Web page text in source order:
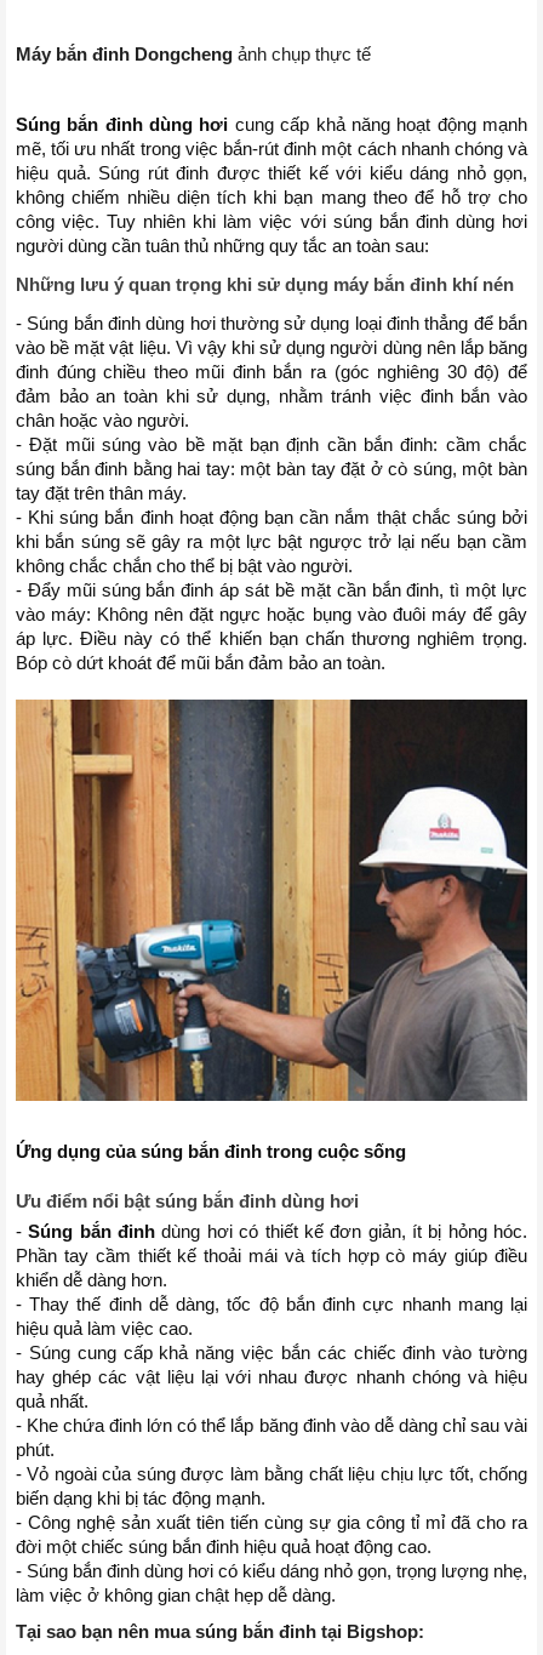
Máy bắn đinh Dongcheng ảnh chụp thực tế
Súng bắn đinh dùng hơi cung cấp khả năng hoạt động mạnh
mẽ, tối ưu nhất trong việc bắn-rút đinh một cách nhanh chóng và
hiệu quả. Súng rút đinh được thiết kế với kiểu dáng nhỏ gọn,
không chiếm nhiều diện tích khi bạn mang theo để hỗ trợ cho
công việc. Tuy nhiên khi làm việc với súng bắn đinh dùng hơi
người dùng cần tuân thủ những quy tắc an toàn sau:
Những lưu ý quan trọng khi sử dụng máy bắn đinh khí nén
- Súng bắn đinh dùng hơi thường sử dụng loại đinh thẳng để bắn
vào bề mặt vật liệu. Vì vậy khi sử dụng người dùng nên lắp băng
đinh đúng chiều theo mũi đinh bắn ra (góc nghiêng 30 độ) để
đảm bảo an toàn khi sử dụng, nhằm tránh việc đinh bắn vào
chân hoặc vào người.
- Đặt mũi súng vào bề mặt bạn định cần bắn đinh: cầm chắc
súng bắn đinh bằng hai tay: một bàn tay đặt ở cò súng, một bàn
tay đặt trên thân máy.
- Khi súng bắn đinh hoạt động bạn cần nắm thật chắc súng bởi
khi bắn súng sẽ gây ra một lực bật ngược trở lại nếu bạn cầm
không chắc chắn cho thể bị bật vào người.
- Đẩy mũi súng bắn đinh áp sát bề mặt cần bắn đinh, tì một lực
vào máy: Không nên đặt ngực hoặc bụng vào đuôi máy để gây
áp lực. Điều này có thể khiến bạn chấn thương nghiêm trọng.
Bóp cò dứt khoát để mũi bắn đảm bảo an toàn.
Ứng dụng của súng bắn đinh trong cuộc sống
Ưu điểm nổi bật súng bắn đinh dùng hơi
- Súng bắn đinh dùng hơi có thiết kế đơn giản, ít bị hỏng hóc.
Phần tay cầm thiết kế thoải mái và tích hợp cò máy giúp điều
khiển dễ dàng hơn.
- Thay thế đinh dễ dàng, tốc độ bắn đinh cực nhanh mang lại
hiệu quả làm việc cao.
- Súng cung cấp khả năng việc bắn các chiếc đinh vào tường
hay ghép các vật liệu lại với nhau được nhanh chóng và hiệu
quả nhất.
- Khe chứa đinh lớn có thể lắp băng đinh vào dễ dàng chỉ sau vài
phút.
- Vỏ ngoài của súng được làm bằng chất liệu chịu lực tốt, chống
biến dạng khi bị tác động mạnh.
- Công nghệ sản xuất tiên tiến cùng sự gia công tỉ mỉ đã cho ra
đời một chiếc súng bắn đinh hiệu quả hoạt động cao.
- Súng bắn đinh dùng hơi có kiểu dáng nhỏ gọn, trọng lượng nhẹ,
làm việc ở không gian chật hẹp dễ dàng.
Tại sao bạn nên mua súng bắn đinh tại Bigshop: